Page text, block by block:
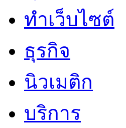
ทําเว็บไซต์
ธุรกิจ
นิวเมติก
บริการ